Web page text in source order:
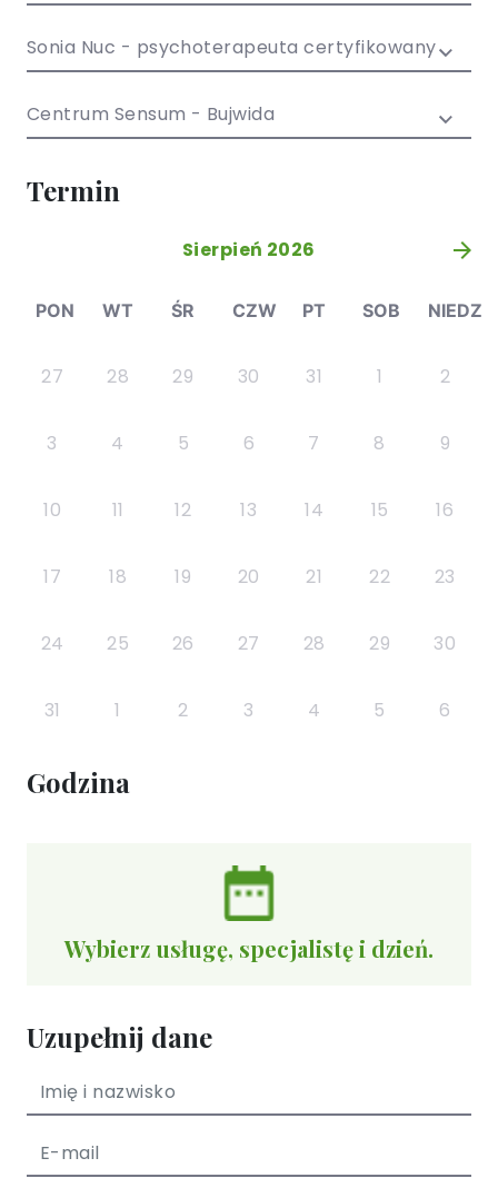
dla dzieci i
młodzieży
Sonia Nuc - psychoterapeuta certyfikowany
Centrum Sensum - Bujwida
Termin
Sierpień 2026 »
PON WT ŚR CZW PT SOB NIEDZ
27 28 29 30 31 1 2
3 4 5 6 7 8 9
10 11 12 13 14 15 16
17 18 19 20 21 22 23
24 25 26 27 28 29 30
31 1 2 3 4 5 6
Godzina
Wybierz usługę, specjalistę i dzień.
Uzupełnij dane